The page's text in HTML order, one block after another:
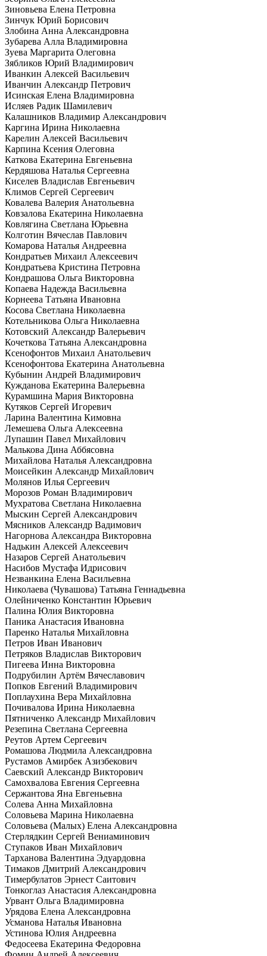
Зиновьева Елена Петровна
Зинчук Юрий Борисович
Злобина Анна Александровна
Зубарева Алла Владимировна
Зуева Маргарита Олеговна
Зябликов Юрий Владимирович
Иванкин Алексей Васильевич
Иванчин Александр Петрович
Исинская Елена Владимировна
Исляев Радик Шамилевич
Калашников Владимир Александрович
Каргина Ирина Николаевна
Карелин Алексей Васильевич
Карпина Ксения Олеговна
Каткова Екатерина Евгеньевна
Кердяшова Наталья Сергеевна
Киселев Владислав Евгеньевич
Климов Сергей Сергеевич
Ковалева Валерия Анатольевна
Ковзалова Екатерина Николаевна
Ковлягина Светлана Юрьевна
Колготин Вячеслав Павлович
Комарова Наталья Андреевна
Кондратьев Михаил Алексеевич
Кондратьева Кристина Петровна
Кондрашова Ольга Викторовна
Копаева Надежда Васильевна
Корнеева Татьяна Ивановна
Косова Светлана Николаевна
Котельникова Ольга Николаевна
Котовский Александр Валерьевич
Кочеткова Татьяна Александровна
Ксенофонтов Михаил Анатольевич
Ксенофонтова Екатерина Анатольевна
Кубынин Андрей Владимирович
Кужданова Екатерина Валерьевна
Курамшина Мария Викторовна
Кутяков Сергей Игоревич
Ларина Валентина Кимовна
Лемешева Ольга Алексеевна
Лупашин Павел Михайлович
Малькова Дина Аббясовна
Михайлова Наталья Александровна
Моисейкин Александр Михайлович
Молянов Илья Сергеевич
Морозов Роман Владимирович
Мухратова Светлана Николаевна
Мыскин Сергей Александрович
Мясников Александр Вадимович
Нагорнова Александра Викторовна
Надькин Алексей Алексеевич
Назаров Сергей Анатольевич
Насибов Мустафа Идрисович
Незванкина Елена Васильевна
Николаева (Чувашова) Татьяна Геннадьевна
Олейниченко Константин Юрьевич
Палина Юлия Викторовна
Паника Анастасия Ивановна
Паренко Наталья Михайловна
Петров Иван Иванович
Петряков Владислав Викторович
Пигеева Инна Викторовна
Подрубилин Артём Вячеславович
Попков Евгений Владимирович
Поплаухина Вера Михайловна
Почивалова Ирина Николаевна
Пятниченко Александр Михайлович
Резепина Светлана Сергеевна
Реутов Артем Сергеевич
Ромашова Людмила Александровна
Рустамов Амирбек Азизбекович
Саевский Александр Викторович
Самохвалова Евгения Сергеевна
Сержантова Яна Евгеньевна
Солева Анна Михайловна
Соловьева Марина Николаевна
Соловьева (Малых) Елена Александровна
Стерлядкин Сергей Вениаминович
Ступаков Иван Михайлович
Тарханова Валентина Эдуардовна
Тимаков Дмитрий Александрович
Тимербулатов Эрнест Саитович
Тонкоглаз Анастасия Александровна
Урвант Ольга Владимировна
Урядова Елена Александровна
Усманова Наталья Ивановна
Устинова Юлия Андреевна
Федосеева Екатерина Федоровна